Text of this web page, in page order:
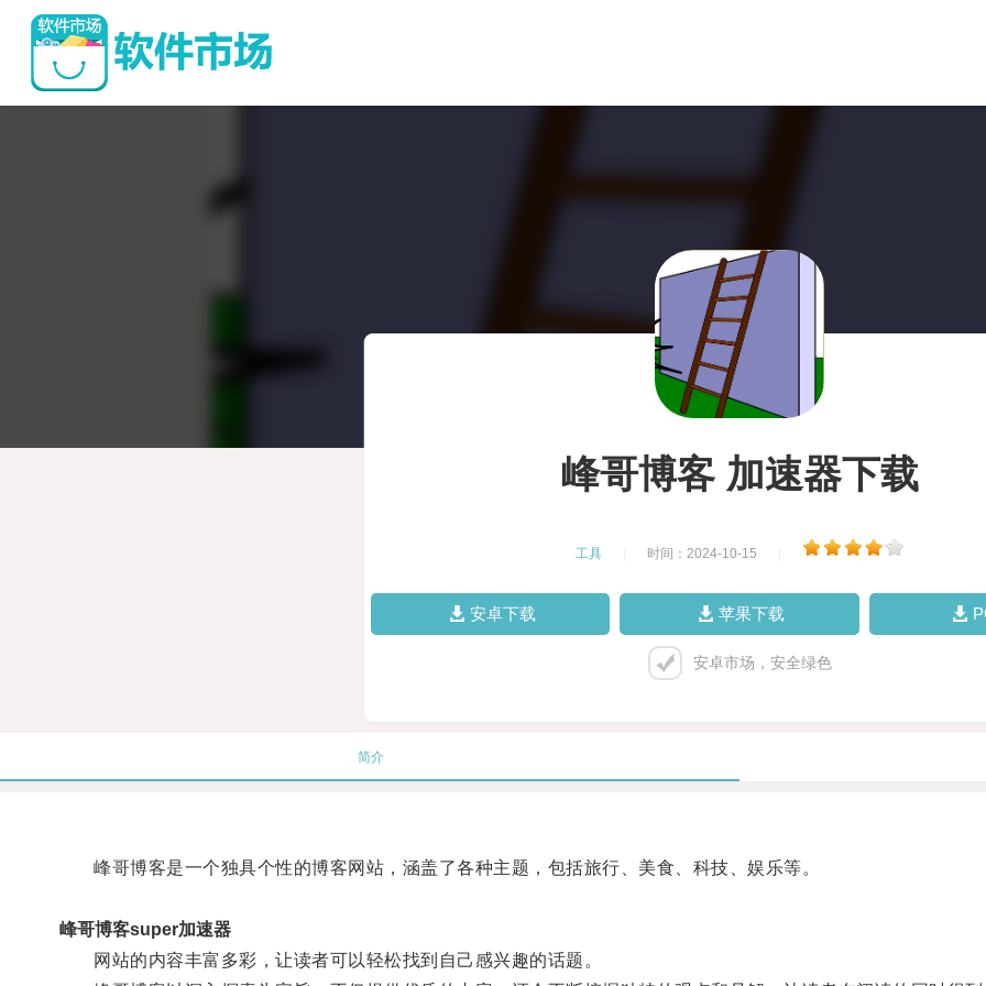
峰哥博客 加速器下载
工具 时间：2024-10-15
安卓下载 苹果下载
安卓市场，安全绿色
简介
峰哥博客是一个独具个性的博客网站，涵盖了各种主题，包括旅行、美食、科技、娱乐等。
峰哥博客super加速器
网站的内容丰富多彩，让读者可以轻松找到自己感兴趣的话题。